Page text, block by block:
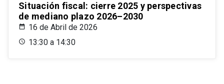
Situación fiscal: cierre 2025 y perspectivas
de mediano plazo 2026–2030
16 de Abril de 2026
13:30 a 14:30